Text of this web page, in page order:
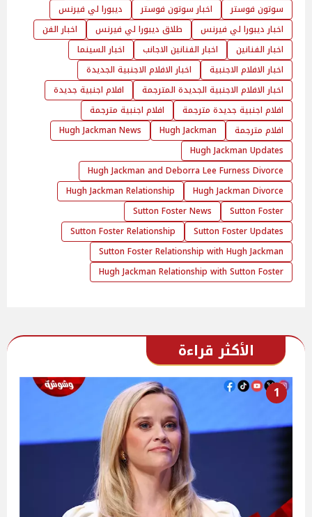
سوتون فوستر
اخبار سوتون فوستر
ديبورا لي فيرنس
اخبار ديبورا لي فيرنس
طلاق ديبورا لي فيرنس
اخبار الفن
اخبار الفنانين
اخبار الفنانين الاجانب
اخبار السينما
اخبار الافلام الاجنبية
اخبار الافلام الاجنبية الجديدة
اخبار الافلام الاجنبية الجديدة المترجمة
افلام اجنبية جديدة
افلام اجنبية جديدة مترجمة
افلام اجنبية مترجمة
افلام مترجمة
Hugh Jackman
Hugh Jackman News
Hugh Jackman Updates
Hugh Jackman and Deborra Lee Furness Divorce
Hugh Jackman Divorce
Hugh Jackman Relationship
Sutton Foster
Sutton Foster News
Sutton Foster Updates
Sutton Foster Relationship
Sutton Foster Relationship with Hugh Jackman
Hugh Jackman Relationship with Sutton Foster
الأكثر قراءة
1